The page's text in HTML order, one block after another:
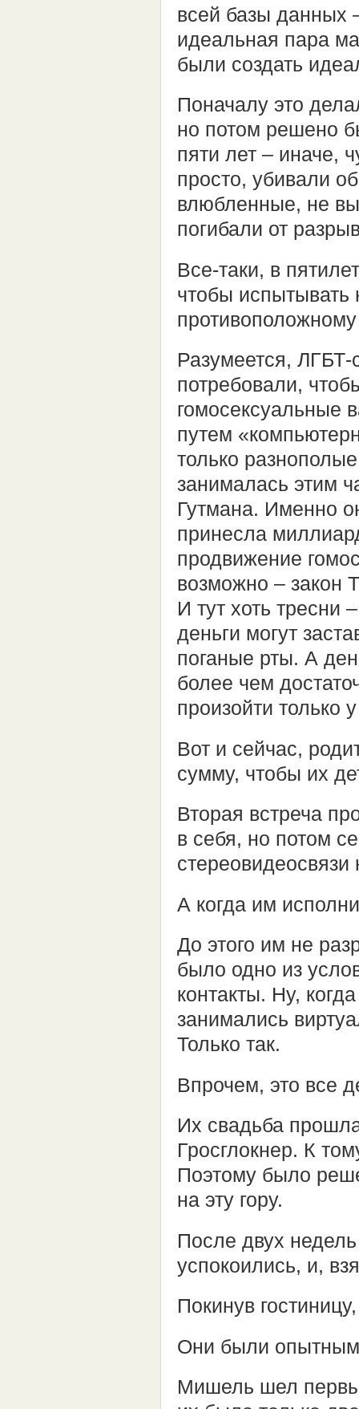
всей базы данных
идеальная пара
были создать
Поначалу это
но потом решено
пяти лет – иначе,
просто, убивали
влюбленные, не
погибали от
Все-таки, в
чтобы испытывать
Разумеется,
потребовали,
гомосексуальные
путем
только
занималась этим
Гутмана. Именно
принесла
продвижение
возможно – закон
И тут хоть тресни
деньги могут
поганые рты. А
более чем
произойти только
Вот и сейчас,
сумму, чтобы их
Вторая встреча
в себя, но потом
А когда им
До этого им не
было одно из
контакты. Ну,
занимались
Только так.
Впрочем, это все
Их свадьба
Гросглокнер. К
Поэтому было
на эту гору.
После двух
успокоились, и,
Покинув
Они были
Мишель шел